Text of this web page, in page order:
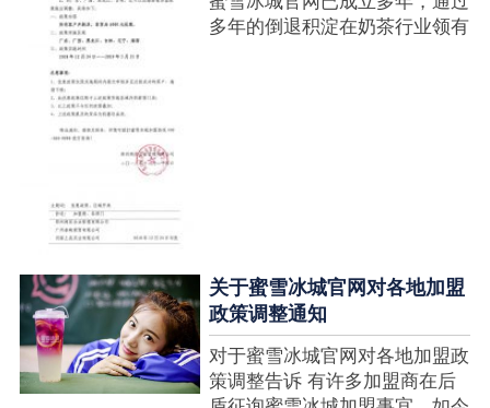
多年的倒退积淀在奶茶行业领有
关于蜜雪冰城官网对各地加盟
政策调整通知
对于蜜雪冰城官网对各地加盟政
策调整告诉 有许多加盟商在后